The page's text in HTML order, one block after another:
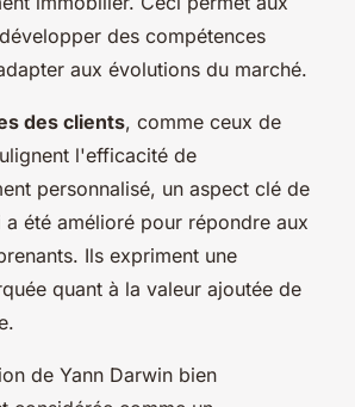
des compétences
aux évolutions du marché.
des clients, comme ceux de
l'efficacité de
personnalisé, un aspect clé de
été amélioré pour répondre aux
Ils expriment une
quant à la valeur ajoutée de
de Yann Darwin bien